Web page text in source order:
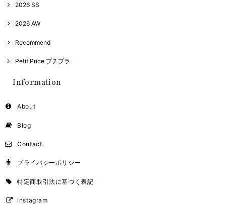
2026 SS
2026 AW
Recommend
Petit Price プチプラ
Information
About
Blog
Contact
プライバシーポリシー
特定商取引法に基づく表記
Instagram